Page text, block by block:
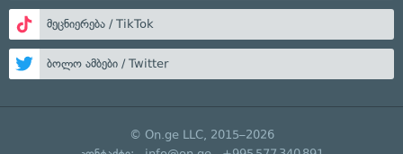
მეცნიერება / TikTok
ბოლო ამბები / Twitter
© On.ge LLC, 2015–2026